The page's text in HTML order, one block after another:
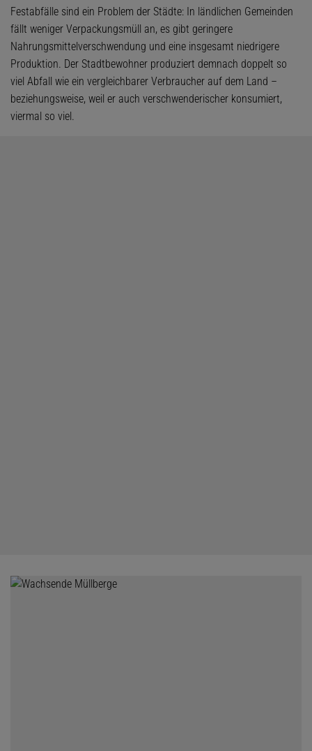
Festabfälle sind ein Problem der Städte: In ländlichen Gemeinden
fällt weniger Verpackungsmüll an, es gibt geringere
Nahrungsmittelverschwendung und eine insgesamt niedrigere
Produktion. Der Stadtbewohner produziert demnach doppelt so
viel Abfall wie ein vergleichbarer Verbraucher auf dem Land –
beziehungsweise, weil er auch verschwenderischer konsumiert,
viermal so viel.